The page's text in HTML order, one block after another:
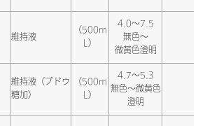
維持液
（500m
L）
4.0～7.5
無色～
微黄色澄明
維持液（ブドウ
糖加）
（500m
L）
4.7～5.3
無色～微黄色
澄明